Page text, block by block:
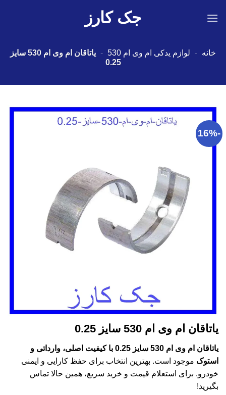
جک کارز
خانه - لوازم یدکی ام وی ام 530 -
یاتاقان ام وی ام 530 سایز
0.25
-16%
یاتاقان ام وی ام 530 سایز 0.25
یاتاقان ام وی ام 530 سایز 0.25 با کیفیت اصلی، وارداتی و
استوک موجود است. بهترین انتخاب برای حفظ کارایی و ایمنی
خودرو. برای استعلام قیمت و خرید سریع، همین حالا تماس
بگیرید!